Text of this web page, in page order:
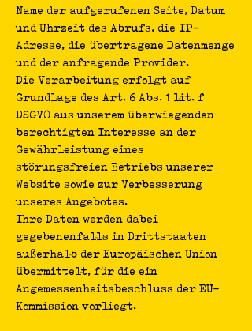
Name der aufgerufenen Seite, Datum
und Uhrzeit des Abrufs, die IP-
Adresse, die übertragene Datenmenge
und der anfragende Provider.
Die Verarbeitung erfolgt auf
Grundlage des Art. 6 Abs. 1 lit. f
DSGVO aus unserem überwiegenden
berechtigten Interesse an der
Gewährleistung eines
störungsfreien Betriebs unserer
Website sowie zur Verbesserung
unseres Angebotes.
Ihre Daten werden dabei
gegebenenfalls in Drittstaaten
außerhalb der Europäischen Union
übermittelt, für die ein
Angemessenheitsbeschluss der EU-
Kommission vorliegt.